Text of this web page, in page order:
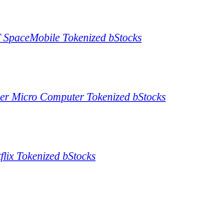
traders
SpaceMobile Tokenized bStocks
Micro Computer Tokenized bStocks
Tokenized bStocks